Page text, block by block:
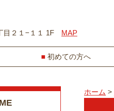
目２１−１１ 1F MAP
初めての方へ
ホーム >